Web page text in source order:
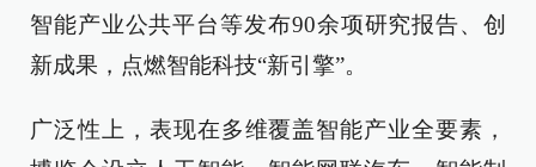
智能产业公共平台等发布90余项研究报告、创
新成果，点燃智能科技“新引擎”。
广泛性上，表现在多维覆盖智能产业全要素，